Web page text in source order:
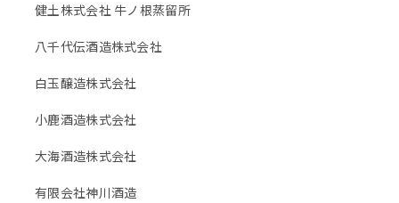
健土株式会社 牛ノ根蒸留所
八千代伝酒造株式会社
白玉醸造株式会社
小鹿酒造株式会社
大海酒造株式会社
有限会社神川酒造